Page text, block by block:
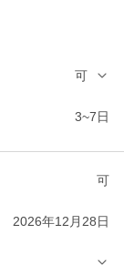
可
3~7日
可
2026年12月28日